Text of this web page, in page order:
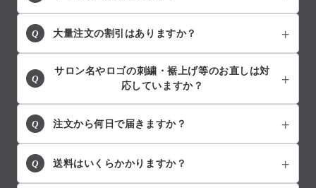
Q 大量注文の割引はありますか？
Q
サロン名やロゴの刺繍・裾上げ等のお直しは対
応していますか？
Q 注文から何日で届きますか？
Q 送料はいくらかかりますか？